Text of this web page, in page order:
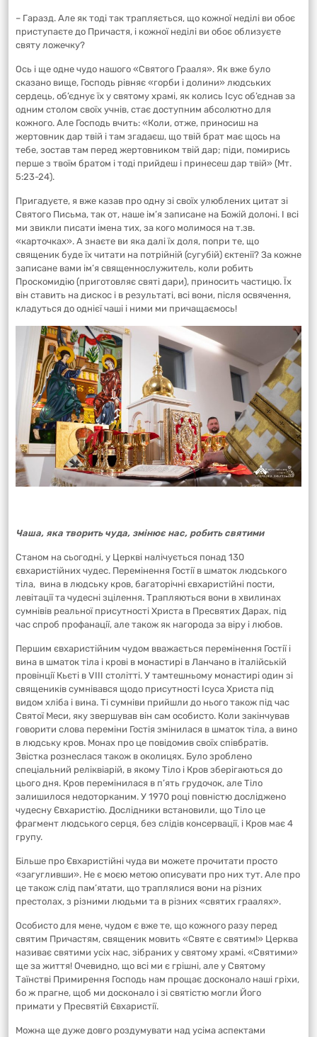
– Гаразд. Але як тоді так трапляється, що кожної неділі ви обоє
приступаєте до Причастя, і кожної неділі ви обоє облизуєте
святу ложечку?
Ось і ще одне чудо нашого «Святого Грааля». Як вже було
сказано вище, Господь рівняє «горби і долини» людських
сердець, об’єднує їх у святому храмі, як колись Ісус об’єднав за
одним столом своїх учнів, стає доступним абсолютно для
кожного. Але Господь вчить: «Коли, отже, приносиш на
жертовник дар твій і там згадаєш, що твій брат має щось на
тебе, зостав там перед жертовником твій дар; піди, помирись
перше з твоїм братом і тоді прийдеш і принесеш дар твій» (Мт.
5:23-24).
Пригадуєте, я вже казав про одну зі своїх улюблених цитат зі
Святого Письма, так от, наше ім’я записане на Божій долоні. І всі
ми звикли писати імена тих, за кого молимося на т.зв.
«карточках». А знаєте ви яка далі їх доля, попри те, що
священик буде їх читати на потрійній (сугубій) єктенії? За кожне
записане вами ім’я священнослужитель, коли робить
Проскомидію (приготовляє святі дари), приносить частицю. Їх
він ставить на дискос і в результаті, всі вони, після освячення,
кладуться до однієї чаші і ними ми причащаємось!
Чаша, яка творить чуда, змінює нас, робить святими
Станом на сьогодні, у Церкві налічується понад 130
євхаристійних чудес. Перемінення Гостії в шматок людського
тіла, вина в людську кров, багаторічні євхаристійні пости,
левітації та чудесні зцілення. Трапляються вони в хвилинах
сумнівів реальної присутності Христа в Пресвятих Дарах, під
час спроб профанації, але також як нагорода за віру і любов.
Першим євхаристійним чудом вважається перемінення Гостії і
вина в шматок тіла і крові в монастирі в Ланчано в італійській
провінції Кьєті в VIII столітті. У тамтешньому монастирі один зі
священиків сумнівався щодо присутності Ісуса Христа під
видом хліба і вина. Ті сумніви прийшли до нього також під час
Святої Меси, яку звершував він сам особисто. Коли закінчував
говорити слова переміни Гостія змінилася в шматок тіла, а вино
в людську кров. Монах про це повідомив своїх співбратів.
Звістка рознеслася також в околицях. Було зроблено
спеціальний реліквіарій, в якому Тіло і Кров зберігаються до
цього дня. Кров перемінилася в п’ять грудочок, але Тіло
залишилося недоторканим. У 1970 році повністю досліджено
чудесну Євхаристію. Дослідники встановили, що Тіло це
фрагмент людського серця, без слідів консервації, і Кров має 4
групу.
Більше про Євхаристійні чуда ви можете прочитати просто
«загугливши». Не є моєю метою описувати про них тут. Але про
це також слід пам’ятати, що траплялися вони на різних
престолах, з різними людьми та в різних «святих граалях».
Особисто для мене, чудом є вже те, що кожного разу перед
святим Причастям, священик мовить «Святе є святим!» Церква
називає святими усіх нас, зібраних у святому храмі. «Святими»
ще за життя! Очевидно, що всі ми є грішні, але у Святому
Таїнстві Примирення Господь нам прощає досконало наші гріхи,
бо ж прагне, щоб ми досконало і зі святістю могли Його
примати у Пресвятій Євхаристії.
Можна ще дуже довго роздумувати над усіма аспектами